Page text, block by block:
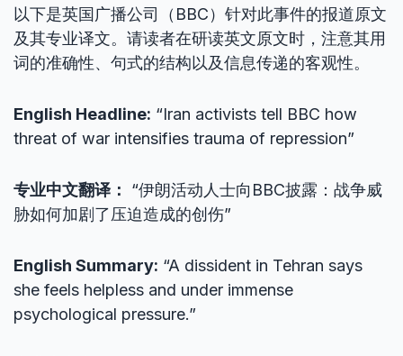
以下是英国广播公司（BBC）针对此事件的报道原文
及其专业译文。请读者在研读英文原文时，注意其用
词的准确性、句式的结构以及信息传递的客观性。
English Headline: “Iran activists tell BBC how
threat of war intensifies trauma of repression”
专业中文翻译：
“伊朗活动人士向BBC披露：战争威
胁如何加剧了压迫造成的创伤”
English Summary: “A dissident in Tehran says
she feels helpless and under immense
psychological pressure.”